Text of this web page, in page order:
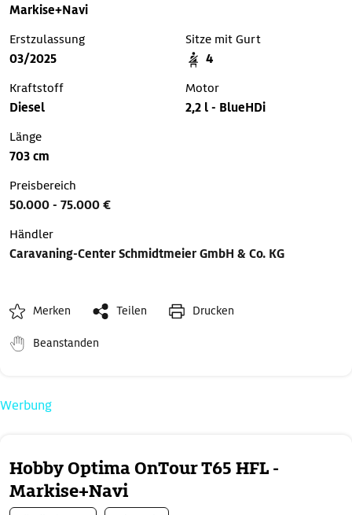
Hobby Optima OnTour T65 HFL -
Markise+Navi
Markise+Navi
Erstzulassung
03/2025
Sitze mit Gurt
4
Kraftstoff
Diesel
Motor
2,2 l - BlueHDi
Länge
703 cm
Preisbereich
50.000 - 75.000 €
Händler
Caravaning-Center Schmidtmeier GmbH & Co. KG
Merken Teilen Drucken
Beanstanden
Werbung